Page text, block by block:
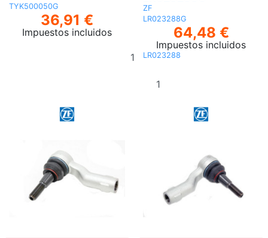
TYK500050G
36,91 €
Impuestos incluidos
Añadir
carrito
ZF
LR023288G
64,48 €
Impuestos incluidos
LR023288